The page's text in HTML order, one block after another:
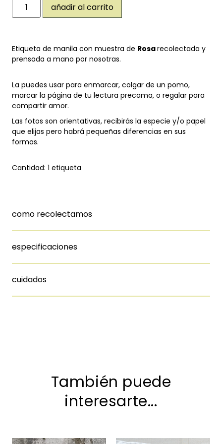
añadir al carrito
Etiqueta de manila con muestra de Rosarecolectada y
prensada a mano por nosotras.
La puedes usar para enmarcar, colgar de un pomo,
marcar la página de tu lectura precama, o regalar para
compartir amor.
Las fotos son orientativas, recibirás la especie y/o papel
que elijas pero habrá pequeñas diferencias en sus
formas.
Cantidad: 1 etiqueta
como recolectamos
especificaciones
cuidados
También puede
interesarte...